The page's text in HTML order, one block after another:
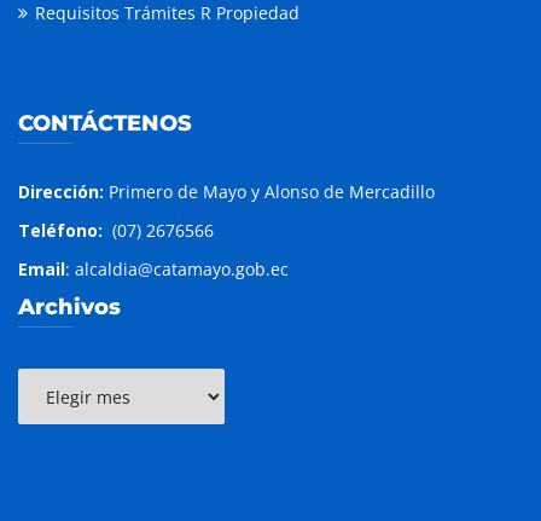
Requisitos Trámites R Propiedad
CONTÁCTENOS
Dirección: Primero de Mayo y Alonso de Mercadillo
Teléfono: (07) 2676566
Email: alcaldia@catamayo.gob.ec
Archivos